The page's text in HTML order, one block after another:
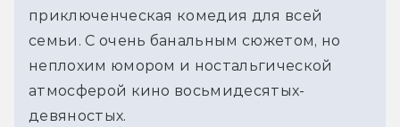
приключенческая комедия для всей
семьи. С очень банальным сюжетом, но
неплохим юмором и ностальгической
атмосферой кино восьмидесятых-
девяностых.